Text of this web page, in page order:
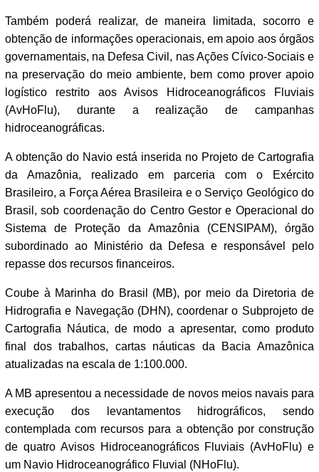
Também poderá realizar, de maneira limitada, socorro e
obtenção de informações operacionais, em apoio aos órgãos
governamentais, na Defesa Civil, nas Ações Cívico-Sociais e
na preservação do meio ambiente, bem como prover apoio
logístico restrito aos Avisos Hidroceanográficos Fluviais
(AvHoFlu), durante a realização de campanhas
hidroceanográficas.
A obtenção do Navio está inserida no Projeto de Cartografia
da Amazônia, realizado em parceria com o Exército
Brasileiro, a Força Aérea Brasileira e o Serviço Geológico do
Brasil, sob coordenação do Centro Gestor e Operacional do
Sistema de Proteção da Amazônia (CENSIPAM), órgão
subordinado ao Ministério da Defesa e responsável pelo
repasse dos recursos financeiros.
Coube à Marinha do Brasil (MB), por meio da Diretoria de
Hidrografia e Navegação (DHN), coordenar o Subprojeto de
Cartografia Náutica, de modo a apresentar, como produto
final dos trabalhos, cartas náuticas da Bacia Amazônica
atualizadas na escala de 1:100.000.
A MB apresentou a necessidade de novos meios navais para
execução dos levantamentos hidrográficos, sendo
contemplada com recursos para a obtenção por construção
de quatro Avisos Hidroceanográficos Fluviais (AvHoFlu) e
um Navio Hidroceanográfico Fluvial (NHoFlu).